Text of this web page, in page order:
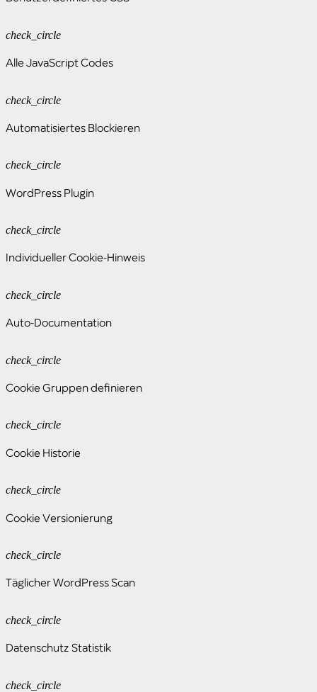
check_circle
Alle JavaScript Codes
check_circle
Automatisiertes Blockieren
check_circle
WordPress Plugin
check_circle
Individueller Cookie-Hinweis
check_circle
Auto-Documentation
check_circle
Cookie Gruppen definieren
check_circle
Cookie Historie
check_circle
Cookie Versionierung
check_circle
Täglicher WordPress Scan
check_circle
Datenschutz Statistik
check_circle